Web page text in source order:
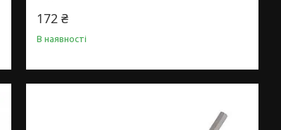
172 ₴
В наявності